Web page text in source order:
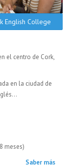
English College
el centro de Cork,
en la ciudad de
meses)
Saber más